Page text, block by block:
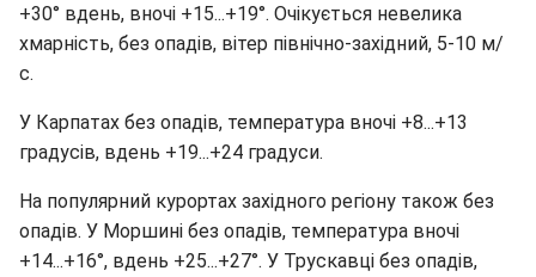
+30° вдень, вночі +15...+19°. Очікується невелика
хмарність, без опадів, вітер північно-західний, 5-10 м/
с.
У Карпатах без опадів, температура вночі +8...+13
градусів, вдень +19...+24 градуси.
На популярний курортах західного регіону також без
опадів. У Моршині без опадів, температура вночі
+14...+16°, вдень +25...+27°. У Трускавці без опадів,